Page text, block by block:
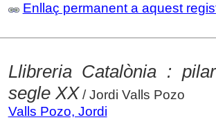
Enllaç permanent a aquest
Llibreria Catalònia :
segle XX / Jordi Valls Pozo
Valls Pozo, Jordi